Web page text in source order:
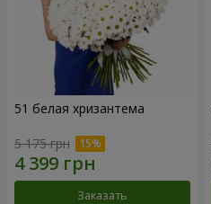
51 белая хризантема
5 175 грн
Заказать